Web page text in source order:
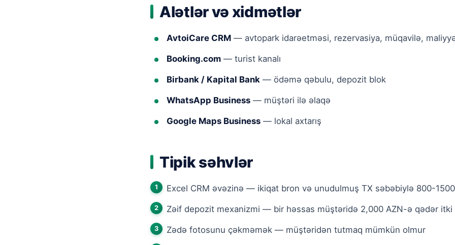
Alətlər və xidmətlər
AvtoiCare CRM — avtopark idarəetməsi, rezervasiya, müqavilə,
Booking.com — turist kanalı
Birbank / Kapital Bank — ödəmə qəbulu, depozit blok
WhatsApp Business — müştəri ilə əlaqə
Google Maps Business — lokal axtarış
Tipik səhvlər
Excel CRM əvəzinə — ikiqat bron və unudulmuş TX səbəbiylə 800-
Zəif depozit mexanizmi — bir həssas müştəridə 2,000 AZN-ə qədər itki
Zədə fotosunu çəkməmək — müştəridən tutmaq mümkün olmur